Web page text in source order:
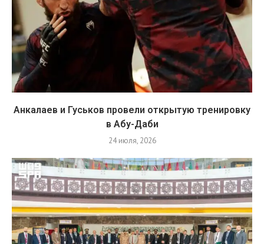
Анкалаев и Гуськов провели открытую тренировку
в Абу-Даби
24 июля, 2026